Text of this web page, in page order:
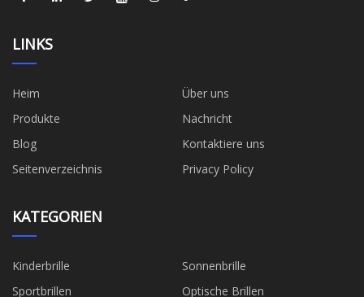
LINKS
Heim
Über uns
Produkte
Nachricht
Blog
Kontaktiere uns
Seitenverzeichnis
Privacy Policy
KATEGORIEN
Kinderbrille
Sonnenbrille
Sportbrillen
Optische Brillen